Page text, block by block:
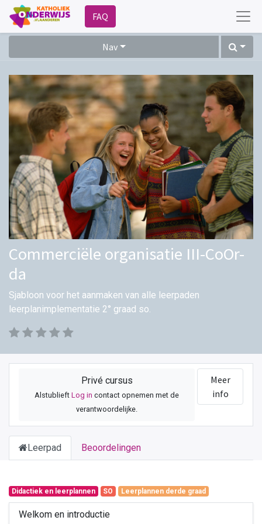
FAQ
Nav
Commerciële organisatie III-CoOr-
da
Sjabloon voor het aanmaken van alle leerpaden
leerplanimplementatie 2° graad so.
Privé cursus
AlstublieftLog in contact opnemen met de
verantwoordelijke.
Meer
info
Leerpad Beoordelingen
Didactiek en leerplannen SO Leerplannen derde graad
Welkom en introductie